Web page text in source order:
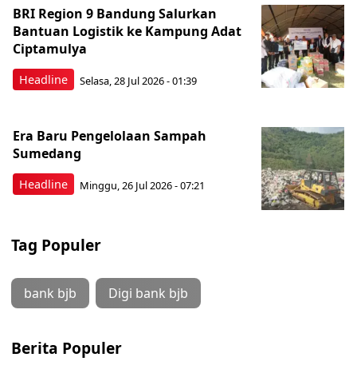
Headline
BRI Region 9 Bandung Salurkan
Bantuan Logistik ke Kampung Adat
Ciptamulya
Selasa, 28 Jul 2026 - 01:39
Headline
Era Baru Pengelolaan Sampah
Sumedang
Minggu, 26 Jul 2026 - 07:21
Tag Populer
bank bjb Digi bank bjb
Berita Populer